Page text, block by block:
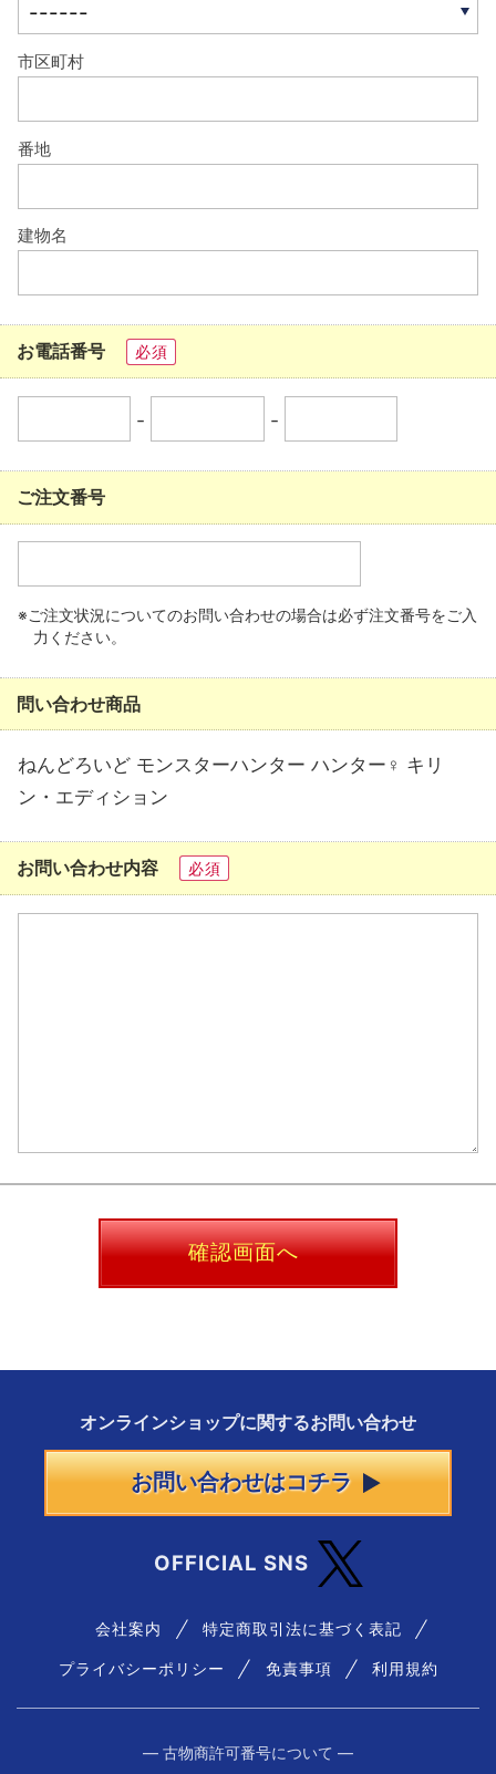
市区町村
番地
建物名
お電話番号 必須
- -
ご注文番号
※ご注文状況についてのお問い合わせの場合は必ず注文番号をご入
力ください。
問い合わせ商品
ねんどろいど モンスターハンター ハンター♀ キリ
ン・エディション
お問い合わせ内容 必須
確認画面へ
オンラインショップに関するお問い合わせ
お問い合わせはコチラ
OFFICIAL SNS
会社案内 特定商取引法に基づく表記
プライバシーポリシー 免責事項 利用規約
― 古物商許可番号について ―